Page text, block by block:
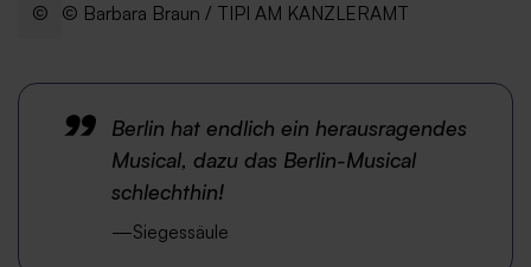
© Barbara Braun / TIPI AM KANZLERAMT
Berlin hat endlich ein herausragendes
Musical, dazu das Berlin-Musical
schlechthin!
Siegessäule